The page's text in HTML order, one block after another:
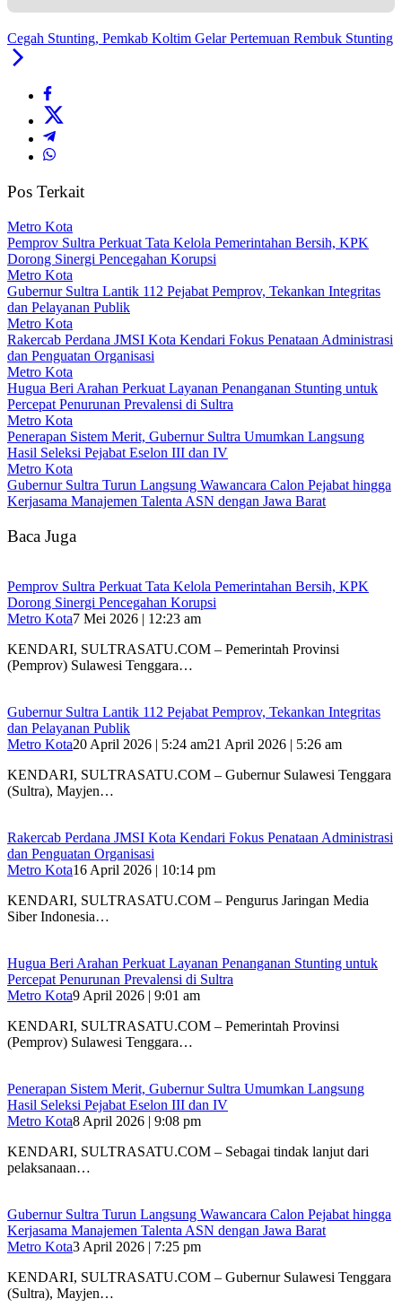
Cegah Stunting, Pemkab Koltim Gelar Pertemuan Rembuk Stunting
Pos Terkait
Metro Kota
Pemprov Sultra Perkuat Tata Kelola Pemerintahan Bersih, KPK
Dorong Sinergi Pencegahan Korupsi
Metro Kota
Gubernur Sultra Lantik 112 Pejabat Pemprov, Tekankan Integritas
dan Pelayanan Publik
Metro Kota
Rakercab Perdana JMSI Kota Kendari Fokus Penataan Administrasi
dan Penguatan Organisasi
Metro Kota
Hugua Beri Arahan Perkuat Layanan Penanganan Stunting untuk
Percepat Penurunan Prevalensi di Sultra
Metro Kota
Penerapan Sistem Merit, Gubernur Sultra Umumkan Langsung
Hasil Seleksi Pejabat Eselon III dan IV
Metro Kota
Gubernur Sultra Turun Langsung Wawancara Calon Pejabat hingga
Kerjasama Manajemen Talenta ASN dengan Jawa Barat
Baca Juga
Pemprov Sultra Perkuat Tata Kelola Pemerintahan Bersih, KPK
Dorong Sinergi Pencegahan Korupsi
Metro Kota7 Mei 2026 | 12:23 am
KENDARI, SULTRASATU.COM – Pemerintah Provinsi
(Pemprov) Sulawesi Tenggara…
Gubernur Sultra Lantik 112 Pejabat Pemprov, Tekankan Integritas
dan Pelayanan Publik
Metro Kota20 April 2026 | 5:24 am21 April 2026 | 5:26 am
KENDARI, SULTRASATU.COM – Gubernur Sulawesi Tenggara
(Sultra), Mayjen…
Rakercab Perdana JMSI Kota Kendari Fokus Penataan Administrasi
dan Penguatan Organisasi
Metro Kota16 April 2026 | 10:14 pm
KENDARI, SULTRASATU.COM – Pengurus Jaringan Media
Siber Indonesia…
Hugua Beri Arahan Perkuat Layanan Penanganan Stunting untuk
Percepat Penurunan Prevalensi di Sultra
Metro Kota9 April 2026 | 9:01 am
KENDARI, SULTRASATU.COM – Pemerintah Provinsi
(Pemprov) Sulawesi Tenggara…
Penerapan Sistem Merit, Gubernur Sultra Umumkan Langsung
Hasil Seleksi Pejabat Eselon III dan IV
Metro Kota8 April 2026 | 9:08 pm
KENDARI, SULTRASATU.COM – Sebagai tindak lanjut dari
pelaksanaan…
Gubernur Sultra Turun Langsung Wawancara Calon Pejabat hingga
Kerjasama Manajemen Talenta ASN dengan Jawa Barat
Metro Kota3 April 2026 | 7:25 pm
KENDARI, SULTRASATU.COM – Gubernur Sulawesi Tenggara
(Sultra), Mayjen…